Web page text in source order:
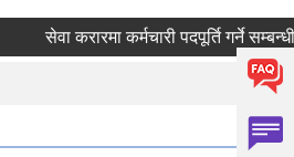
सेवा करारमा कर्मचारी पदपूर्ति गर्ने सम्बन्धी